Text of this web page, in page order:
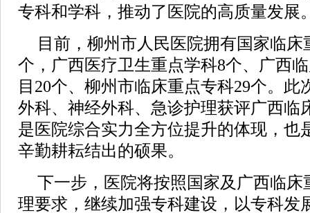
专科和学科，推动了医院的高质量发展
目前，柳州市人民医院拥有国家临
个，广西医疗卫生重点学科8个、广西
目20个、柳州市临床重点专科29个。此
外科、神经外科、急诊护理获评广西临
是医院综合实力全方位提升的体现，也
辛勤耕耘结出的硕果。
下一步，医院将按照国家及广西临
理要求，继续加强专科建设，以专科发